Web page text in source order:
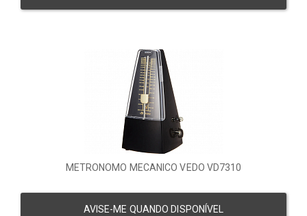
METRONOMO MECANICO VEDO VD7310
AVISE-ME QUANDO DISPONÍVEL